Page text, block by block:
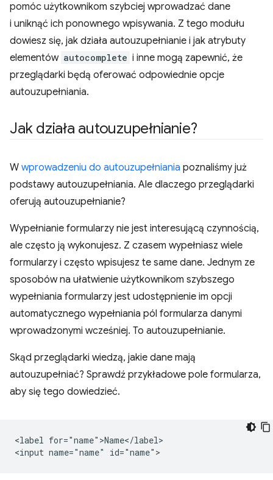
pomóc użytkownikom szybciej wprowadzać dane
i uniknąć ich ponownego wpisywania. Z tego modułu
dowiesz się, jak działa autouzupełnianie i jak atrybuty
elementów autocomplete i inne mogą zapewnić, że
przeglądarki będą oferować odpowiednie opcje
autouzupełniania.
Jak działa autouzupełnianie?
W wprowadzeniu do autouzupełniania poznaliśmy już
podstawy autouzupełniania. Ale dlaczego przeglądarki
oferują autouzupełnianie?
Wypełnianie formularzy nie jest interesującą czynnością,
ale często ją wykonujesz. Z czasem wypełniasz wiele
formularzy i często wpisujesz te same dane. Jednym ze
sposobów na ułatwienie użytkownikom szybszego
wypełniania formularzy jest udostępnienie im opcji
automatycznego wypełniania pól formularza danymi
wprowadzonymi wcześniej. To autouzupełnianie.
Skąd przeglądarki wiedzą, jakie dane mają
autouzupełniać? Sprawdź przykładowe pole formularza,
aby się tego dowiedzieć.
<label for="name">Name</label>